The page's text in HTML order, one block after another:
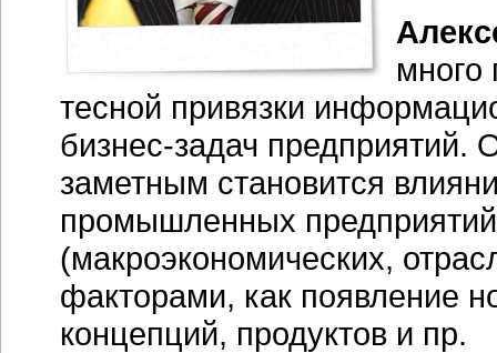
много
тесной привязки
бизнес-задач предприятий.
заметным становится
промышленных
(макроэкономических,
факторами, как появление
концепций, продуктов и пр.